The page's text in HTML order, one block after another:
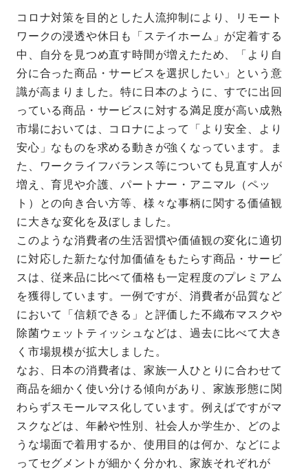
コロナ対策を目的とした人流抑制により、リモート
ワークの浸透や休日も「ステイホーム」が定着する
中、自分を見つめ直す時間が増えたため、「より自
分に合った商品・サービスを選択したい」という意
識が高まりました。特に日本のように、すでに出回
っている商品・サービスに対する満足度が高い成熟
市場においては、コロナによって「より安全、より
安心」なものを求める動きが強くなっています。ま
た、ワークライフバランス等についても見直す人が
増え、育児や介護、パートナー・アニマル（ペッ
ト）との向き合い方等、様々な事柄に関する価値観
に大きな変化を及ぼしました。
このような消費者の生活習慣や価値観の変化に適切
に対応した新たな付加価値をもたらす商品・サービ
スは、従来品に比べて価格も一定程度のプレミアム
を獲得しています。一例ですが、消費者が品質など
において「信頼できる」と評価した不織布マスクや
除菌ウェットティッシュなどは、過去に比べて大き
く市場規模が拡大しました。
なお、日本の消費者は、家族一人ひとりに合わせて
商品を細かく使い分ける傾向があり、家族形態に関
わらずスモールマス化しています。例えばですがマ
スクなどは、年齢や性別、社会人か学生か、どのよ
うな場面で着用するか、使用目的は何か、などによ
ってセグメントが細かく分かれ、家族それぞれが